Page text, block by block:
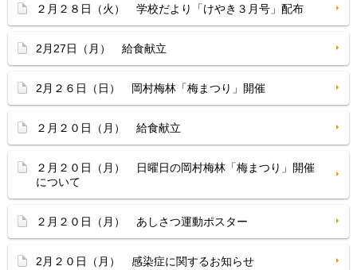
２月２８日（火） 学校だより「けやき３月号」配布
2月27日（月） 給食献立
2月２６日（日） 岡村梅林「梅まつり」開催
２月２０日（月） 給食献立
２月２０日（月） 日曜日の岡村梅林「梅まつり」開催
について
２月２０日（月） あしさつ運動ポスター
2月２０日（月） 感染症に関するお知らせ